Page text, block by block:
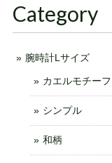
Category
腕時計Lサイズ
カエルモチーフ
シンプル
和柄